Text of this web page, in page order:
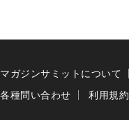
マガジンサミットについて
各種問い合わせ
利用規約